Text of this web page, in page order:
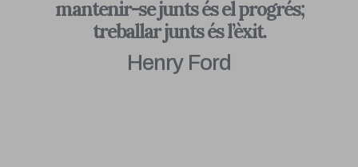
mantenir-se junts és el progrés;
treballar junts és l’èxit.
Henry Ford